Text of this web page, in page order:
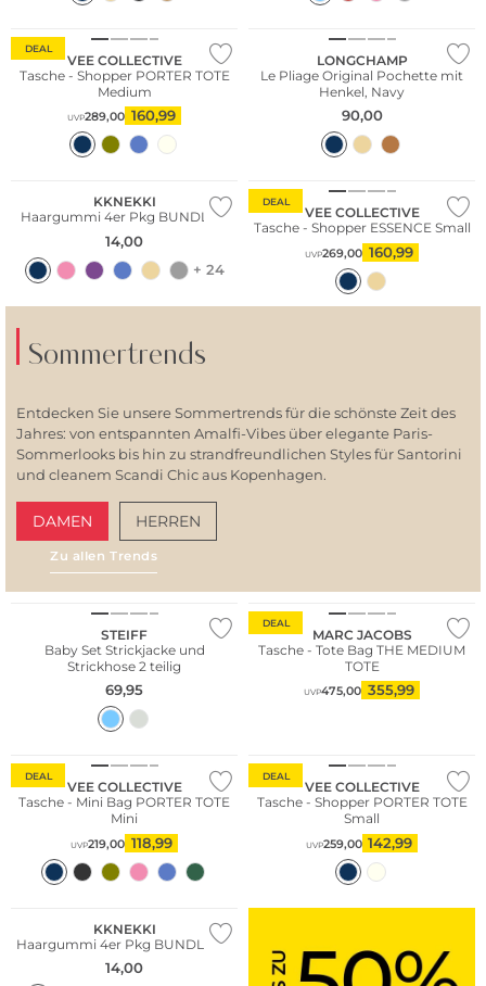
DEAL
Nur Online
VEE COLLECTIVE
Tasche - Shopper PORTER TOTE
Medium
UVP289,00 160,99
Nachhaltig
LONGCHAMP
Le Pliage Original Pochette mit
Henkel, Navy
90,00
KKNEKKI
Haargummi 4er Pkg BUNDLE 3
14,00
+ 24
DEAL
VEE COLLECTIVE
Tasche - Shopper ESSENCE Small
UVP269,00 160,99
Sommertrends
Entdecken Sie unsere Sommertrends für die schönste Zeit des
Jahres: von entspannten Amalfi-Vibes über elegante Paris-
Sommerlooks bis hin zu strandfreundlichen Styles für Santorini
und cleanem Scandi Chic aus Kopenhagen.
DAMEN HERREN
Zu allen Trends
STEIFF
Baby Set Strickjacke und
Strickhose 2 teilig
69,95
DEAL
MARC JACOBS
Tasche - Tote Bag THE MEDIUM
TOTE
UVP475,00 355,99
DEAL
VEE COLLECTIVE
Tasche - Mini Bag PORTER TOTE
Mini
UVP219,00 118,99
DEAL
VEE COLLECTIVE
Tasche - Shopper PORTER TOTE
Small
UVP259,00 142,99
Multi Pack
KKNEKKI
Haargummi 4er Pkg BUNDLE 64
14,00